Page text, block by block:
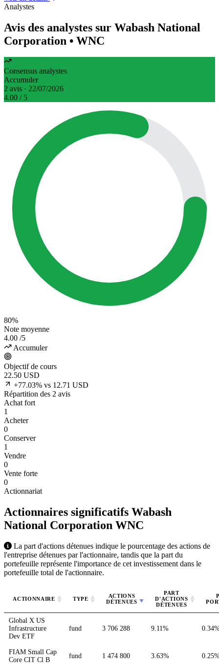
Analystes
Avis des analystes sur Wabash National
Corporation • WNC
Consensus analystes
Accumuler
2 avis · 22/07/2026
4.00 / 5
80%
Note moyenne
4.00 /5
Accumuler
Objectif de cours
22.50 USD
+77.03% vs 12.71 USD
Répartition des 2 avis
Achat fort
1
Acheter
0
Conserver
1
Vendre
0
Vente forte
0
Actionnariat
Actionnaires significatifs Wabash
National Corporation WNC
La part d'actions détenues indique le pourcentage des actions de
l'entreprise détenues par l'actionnaire, tandis que la part du
portefeuille représente l'importance de cet investissement dans le
portefeuille total de l'actionnaire.
ACTIONNAIRE TYPE
ACTIONS
DÉTENUES
PART
D'ACTIONS
DÉTENUES
Global X US
Infrastructure
Dev ETF
fund 3 706 288 9.11%
FIAM Small Cap
Core CIT Cl B
fund 1 474 800 3.63%